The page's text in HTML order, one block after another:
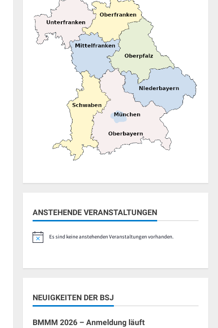
ANSTEHENDE VERANSTALTUNGEN
HinweisEs sind keine anstehenden Veranstaltungen vorhanden.
NEUIGKEITEN DER BSJ
BMMM 2026 – Anmeldung läuft